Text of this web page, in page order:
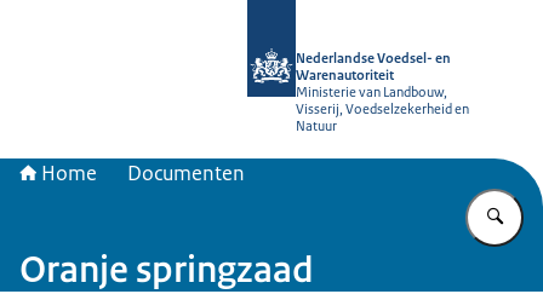
Nederlandse Voedsel- en
Warenautoriteit
Ministerie van Landbouw,
Visserij, Voedselzekerheid en
Natuur
Home Documenten
Oranje springzaad